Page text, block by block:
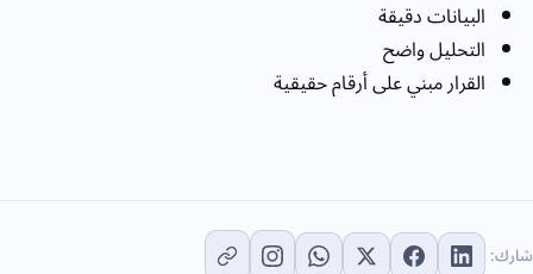
البيانات دقيقة
التحليل واضح
القرار مبني على أرقام حقيقية
شارك: